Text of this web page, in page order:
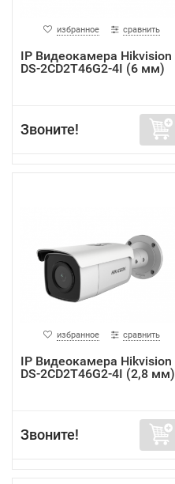
избранное сравнить
IP Видеокамера Hikvision
DS-2CD2T46G2-4I (6 мм)
Звоните!
избранное сравнить
IP Видеокамера Hikvision
DS-2CD2T46G2-4I (2,8 мм)
Звоните!